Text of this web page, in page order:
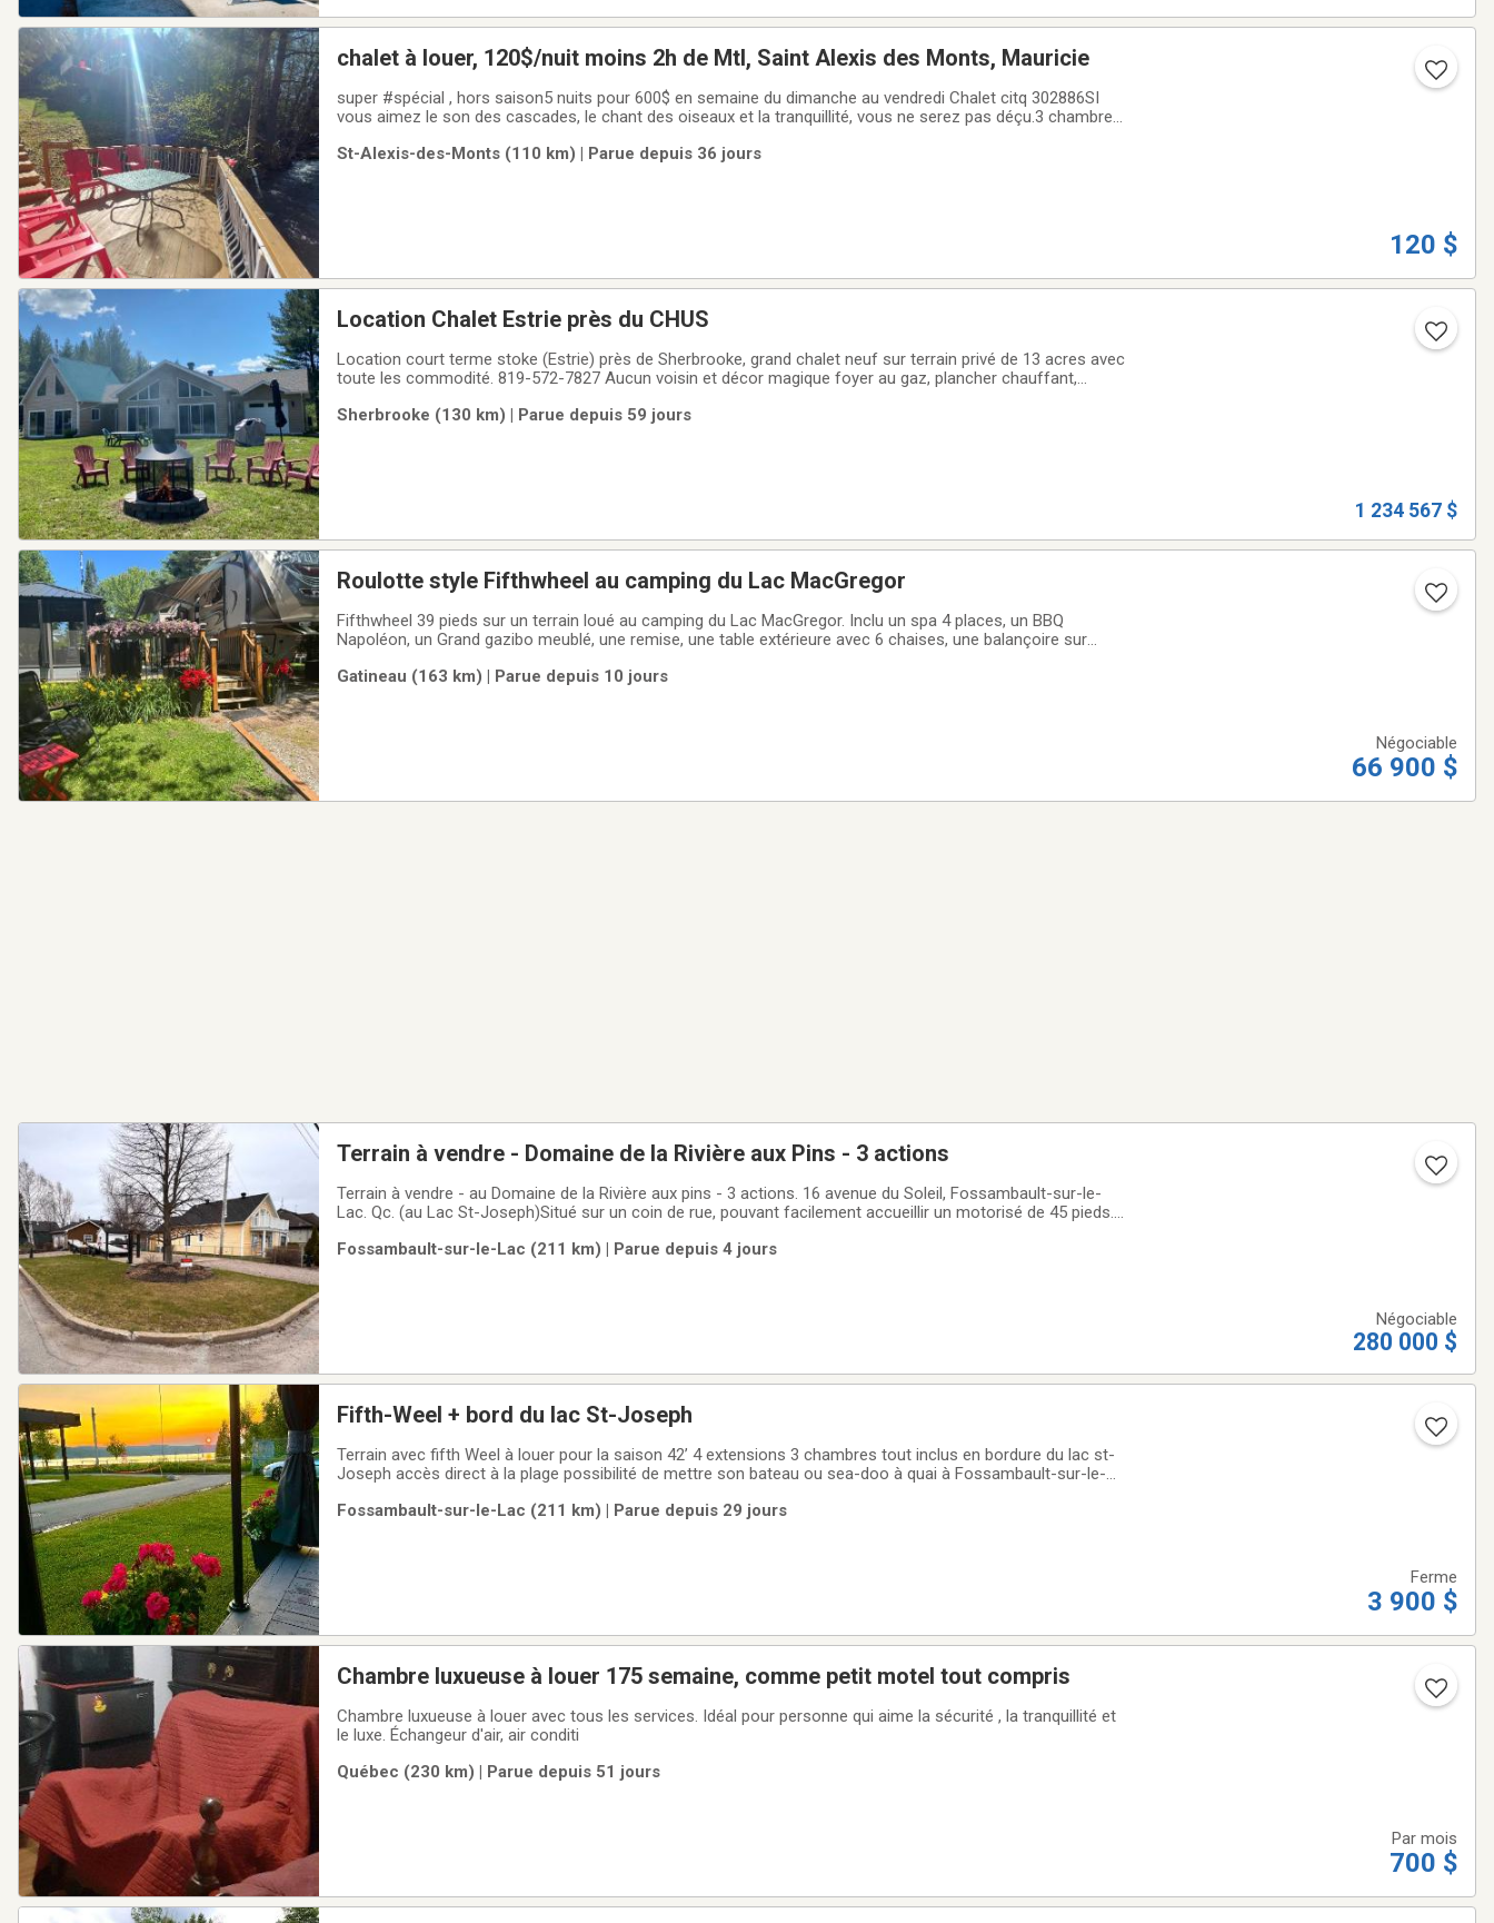
chalet à louer, 120$/nuit moins 2h de Mtl, Saint Alexis des Monts, Mauricie
super #spécial , hors saison5 nuits pour 600$ en semaine du dimanche au vendredi Chalet citq 302886SI
vous aimez le son des cascades, le chant des oiseaux et la tranquillité, vous ne serez pas déçu.3 chambres,
#PetFriendly petit frais
St-Alexis-des-Monts (110 km) | Parue depuis 36 jours
120 $
Location Chalet Estrie près du CHUS
Location court terme stoke (Estrie) près de Sherbrooke, grand chalet neuf sur terrain privé de 13 acres avec
toute les commodité. 819-572-7827 Aucun voisin et décor magique foyer au gaz, plancher chauffant,
terrain de pratique de golf,
Sherbrooke (130 km) | Parue depuis 59 jours
1 234 567 $
Roulotte style Fifthwheel au camping du Lac MacGregor
Fifthwheel 39 pieds sur un terrain loué au camping du Lac MacGregor. Inclu un spa 4 places, un BBQ
Napoléon, un Grand gazibo meublé, une remise, une table extérieure avec 6 chaises, une balançoire sur
un îlot avec 2 lavabos, une cafetière
Gatineau (163 km) | Parue depuis 10 jours
Négociable
66 900 $
Terrain à vendre - Domaine de la Rivière aux Pins - 3 actions
Terrain à vendre - au Domaine de la Rivière aux pins - 3 actions. 16 avenue du Soleil, Fossambault-sur-le-
Lac. Qc. (au Lac St-Joseph)Situé sur un coin de rue, pouvant facilement accueillir un motorisé de 45 pieds.
St-Joseph, activités
Fossambault-sur-le-Lac (211 km) | Parue depuis 4 jours
Négociable
280 000 $
Fifth-Weel + bord du lac St-Joseph
Terrain avec fifth Weel à louer pour la saison ￼42’ 4 extensions 3 chambres tout inclus en bordure du lac st-
Joseph accès direct à la plage possibilité de mettre son bateau ou sea-doo à quai à Fossambault-sur-le-
Fossambault-sur-le-Lac (211 km) | Parue depuis 29 jours
Ferme
3 900 $
Chambre luxueuse à louer 175 semaine, comme petit motel tout compris
Chambre luxueuse à louer avec tous les services. Idéal pour personne qui aime la sécurité , la tranquillité et
le luxe. Échangeur d'air, air conditi
Québec (230 km) | Parue depuis 51 jours
Par mois
700 $